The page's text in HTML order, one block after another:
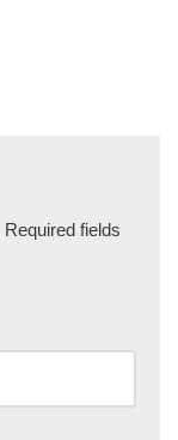
Required fields